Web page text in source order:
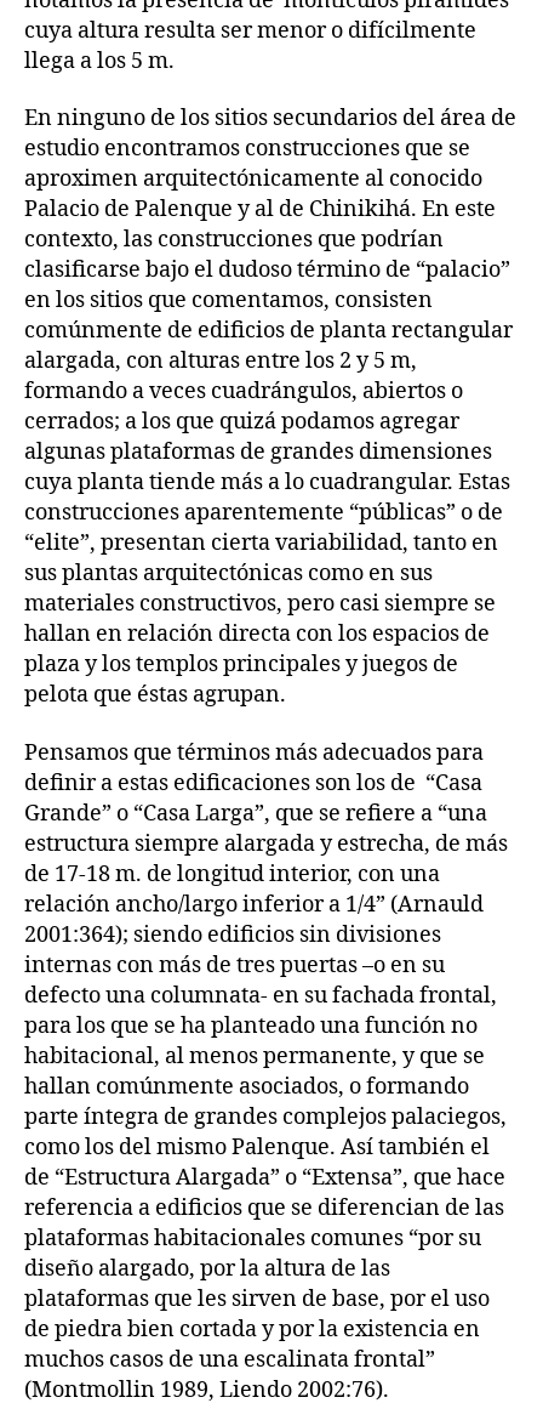
cuya altura resulta ser menor o difícilmente
llega a los 5 m.
En ninguno de los sitios secundarios del área de
estudio encontramos construcciones que se
aproximen arquitectónicamente al conocido
Palacio de Palenque y al de Chinikihá. En este
contexto, las construcciones que podrían
clasificarse bajo el dudoso término de “palacio”
en los sitios que comentamos, consisten
comúnmente de edificios de planta rectangular
alargada, con alturas entre los 2 y 5 m,
formando a veces cuadrángulos, abiertos o
cerrados; a los que quizá podamos agregar
algunas plataformas de grandes dimensiones
cuya planta tiende más a lo cuadrangular. Estas
construcciones aparentemente “públicas” o de
“elite”, presentan cierta variabilidad, tanto en
sus plantas arquitectónicas como en sus
materiales constructivos, pero casi siempre se
hallan en relación directa con los espacios de
plaza y los templos principales y juegos de
pelota que éstas agrupan.
Pensamos que términos más adecuados para
definir a estas edificaciones son los de “Casa
Grande” o “Casa Larga”, que se refiere a “una
estructura siempre alargada y estrecha, de más
de 17-18 m. de longitud interior, con una
relación ancho/largo inferior a 1/4” (Arnauld
2001:364); siendo edificios sin divisiones
internas con más de tres puertas –o en su
defecto una columnata- en su fachada frontal,
para los que se ha planteado una función no
habitacional, al menos permanente, y que se
hallan comúnmente asociados, o formando
parte íntegra de grandes complejos palaciegos,
como los del mismo Palenque. Así también el
de “Estructura Alargada” o “Extensa”, que hace
referencia a edificios que se diferencian de las
plataformas habitacionales comunes “por su
diseño alargado, por la altura de las
plataformas que les sirven de base, por el uso
de piedra bien cortada y por la existencia en
muchos casos de una escalinata frontal”
(Montmollin 1989, Liendo 2002:76).